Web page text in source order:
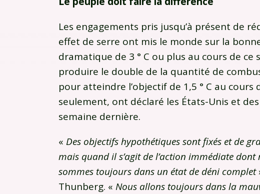
Les engagements pris jusqu’à présent de
effet de serre ont mis le monde sur la
dramatique de 3 ° C ou plus au cours de ce
produire le double de la quantité de
pour atteindre l’objectif de 1,5 ° C au cours
seulement, ont déclaré les États-Unis et
semaine dernière.
« Des objectifs hypothétiques sont fixés et de
mais quand il s’agit de l’action immédiate
sommes toujours dans un état de déni complet
Thunberg. « Nous allons toujours dans la